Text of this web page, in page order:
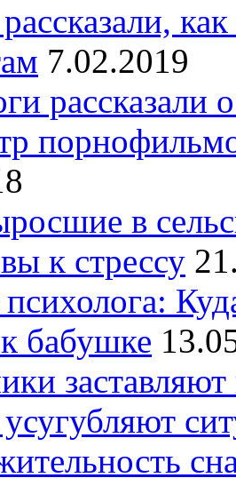
7.02.2019
рассказали
в
к стрессу
бабушке
усугубляют